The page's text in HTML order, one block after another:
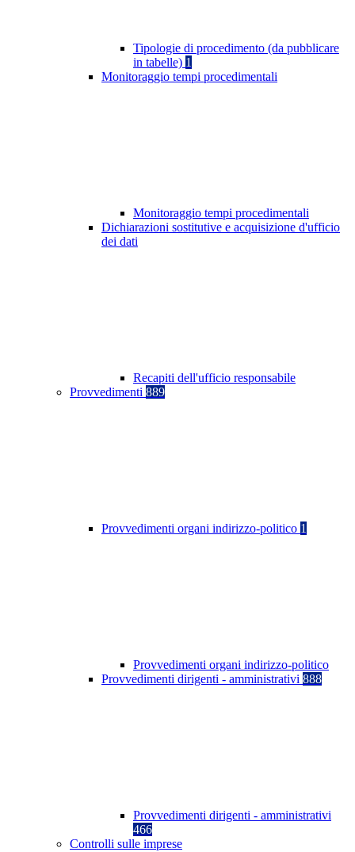
Tipologie di procedimento (da pubblicare
in tabelle) 1
Monitoraggio tempi procedimentali
Monitoraggio tempi procedimentali
Dichiarazioni sostitutive e acquisizione d'ufficio
dei dati
Recapiti dell'ufficio responsabile
Provvedimenti 889
Provvedimenti organi indirizzo-politico 1
Provvedimenti organi indirizzo-politico
Provvedimenti dirigenti - amministrativi 888
Provvedimenti dirigenti - amministrativi
466
Controlli sulle imprese